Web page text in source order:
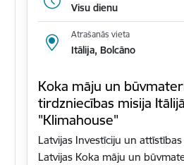
Visu dienu
Atrašanās vieta
Itālija, Bolcāno
Koka māju un
tirdzniecības misija
"Klimahouse"
Latvijas Investīciju un
Latvijas Koka māju un